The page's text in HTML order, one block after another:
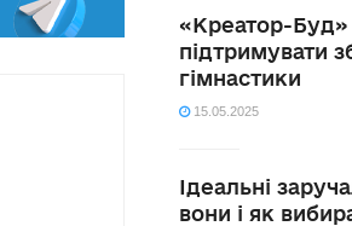
«Креатор-
підтримувати
гімнастики
15.05.2025
Ідеальні
вони і як